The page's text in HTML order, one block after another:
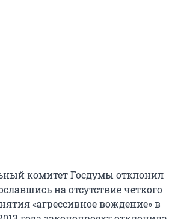
комитет Госдумы отклонил
на отсутствие четкого
«агрессивное вождение» в